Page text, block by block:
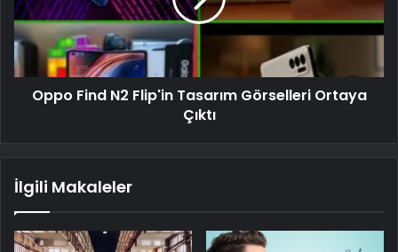
Oppo Find N2 Flip'in Tasarım Görselleri Ortaya
Çıktı
İlgili Makaleler